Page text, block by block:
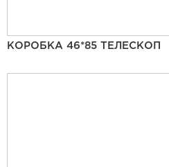
КОРОБКА 46*85 ТЕЛЕСКОП